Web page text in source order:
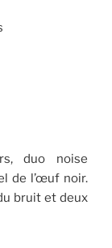
duo noise
de l’œuf noir.
bruit et deux